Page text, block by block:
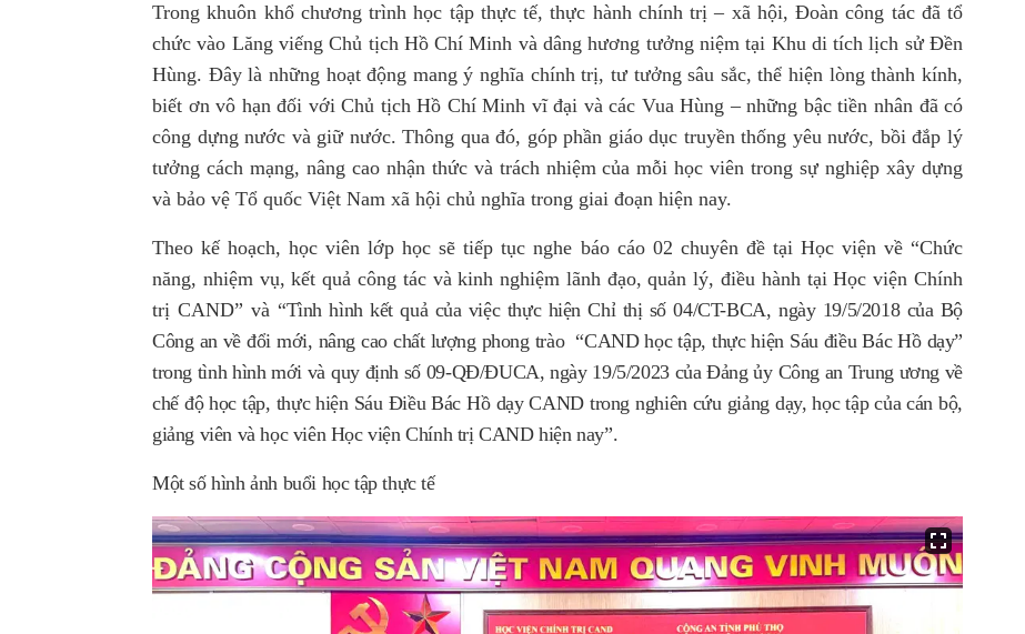
Trong khuôn khổ chương trình học tập thực tế, thực hành chính trị – xã hội, Đoàn công tác đã tổ
chứcvào Lăng viếng Chủ tịch Hồ Chí Minh và dâng hương tưởng niệm tại Khu di tích lịch sử Đền
Hùng. Đây là những hoạt động mang ý nghĩa chính trị, tư tưởng sâu sắc, thể hiện lòng thành kính,
biết ơn vô hạn đối vớiChủ tịch Hồ Chí Minh vĩ đại và các Vua Hùng – những bậc tiền nhân đã có
công dựng nước và giữ nước. Thông qua đó, góp phần giáo dục truyền thống yêu nước, bồi đắp lý
tưởng cách mạng, nâng cao nhận thức và trách nhiệm của mỗi học viên trong sự nghiệp xây dựng
và bảo vệ Tổ quốc Việt Nam xã hội chủ nghĩa trong giai đoạn hiện nay.
Theo kế hoạch, học viên lớp học sẽ tiếp tục nghe báo cáo 02 chuyên đề tại Học viện về “Chức
năng, nhiệm vụ, kết quả công tác và kinh nghiệm lãnh đạo, quản lý, điều hành tại Học viện Chính
trị CAND” và “Tình hình kết quả của việc thực hiện Chỉ thị số 04/CT-BCA, ngày 19/5/2018 của Bộ
Công an về đổi mới, nâng cao chất lượng phong trào “CAND học tập, thực hiện Sáu điều Bác Hồ dạy”
trong tình hình mới và quy định số 09-QĐ/ĐUCA, ngày 19/5/2023 của Đảng ủy Công an Trung ương về
chế độ học tập, thực hiện Sáu Điều Bác Hồ dạy CAND trong nghiên cứu giảng dạy, học tập của cán bộ,
giảng viên và học viên Học viện Chính trị CAND hiện nay”.
Một số hình ảnh buổi học tập thực tế